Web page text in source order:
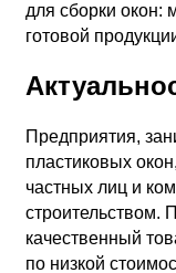
для сборки
готовой
Предприятия,
пластиковых
частных лиц и
строительством.
качественный
по низкой